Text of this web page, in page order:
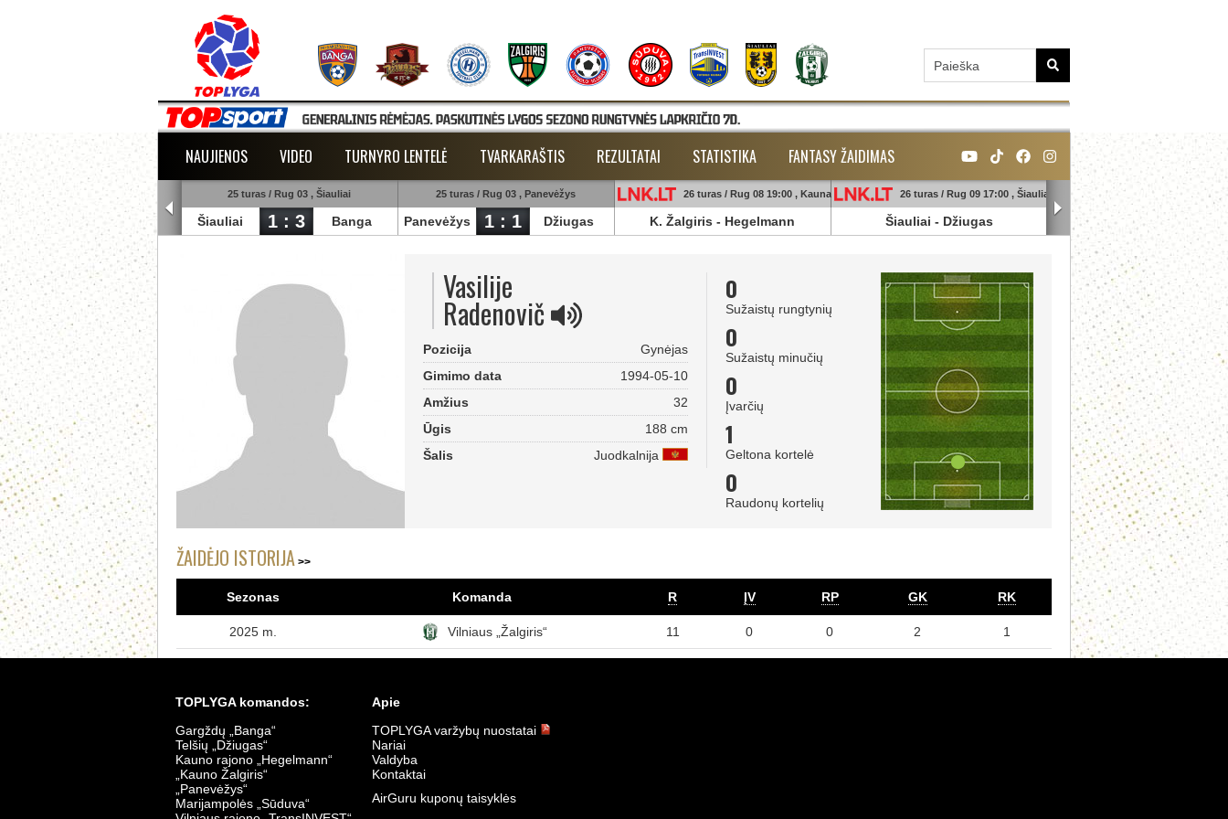
NAUJIENOS VIDEO TURNYRO LENTELĖ TVARKARAŠTIS REZULTATAI STATISTIKA FANTASY ŽAIDIMAS
turas / Rug 02 , Raudondvaris
1 : 2 TransInvest
25 turas / Rug 03 , Šiauliai
Šiauliai 1 : 3 Banga
25 turas / Rug 03 , Panevėžys
Panevėžys 1 : 1 Džiugas
26 turas / Rug 08 19:00 , Kaunas
K. Žalgiris - Hegelmann
26 turas / Rug 09 17:00 , Šiauliai
Šiauliai - Džiugas
26 turas / Rug 09 18:45 ,
Banga Sūduva
Vasilije
Radenovič
Pozicija
Gynėjas
Gimimo data
1994-05-10
Amžius
32
Ūgis
188 cm
Šalis
Juodkalnija
0
Sužaistų rungtynių
0
Sužaistų minučių
0
Įvarčių
1
Geltona kortelė
0
Raudonų kortelių
ŽAIDĖJO ISTORIJA
Sezonas Komanda R ĮV RP GK RK
2025 m. Vilniaus „Žalgiris“ 11 0 0 2 1
TOPLYGA komandos:
Gargždų „Banga“
Telšių „Džiugas“
Kauno rajono „Hegelmann“
„Kauno Žalgiris“
„Panevėžys“
Marijampolės „Sūduva“
Apie
TOPLYGA varžybų nuostatai
Nariai
Valdyba
Kontaktai
AirGuru kuponų taisyklės